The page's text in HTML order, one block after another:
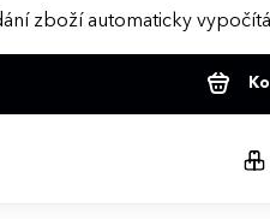
zboží automaticky